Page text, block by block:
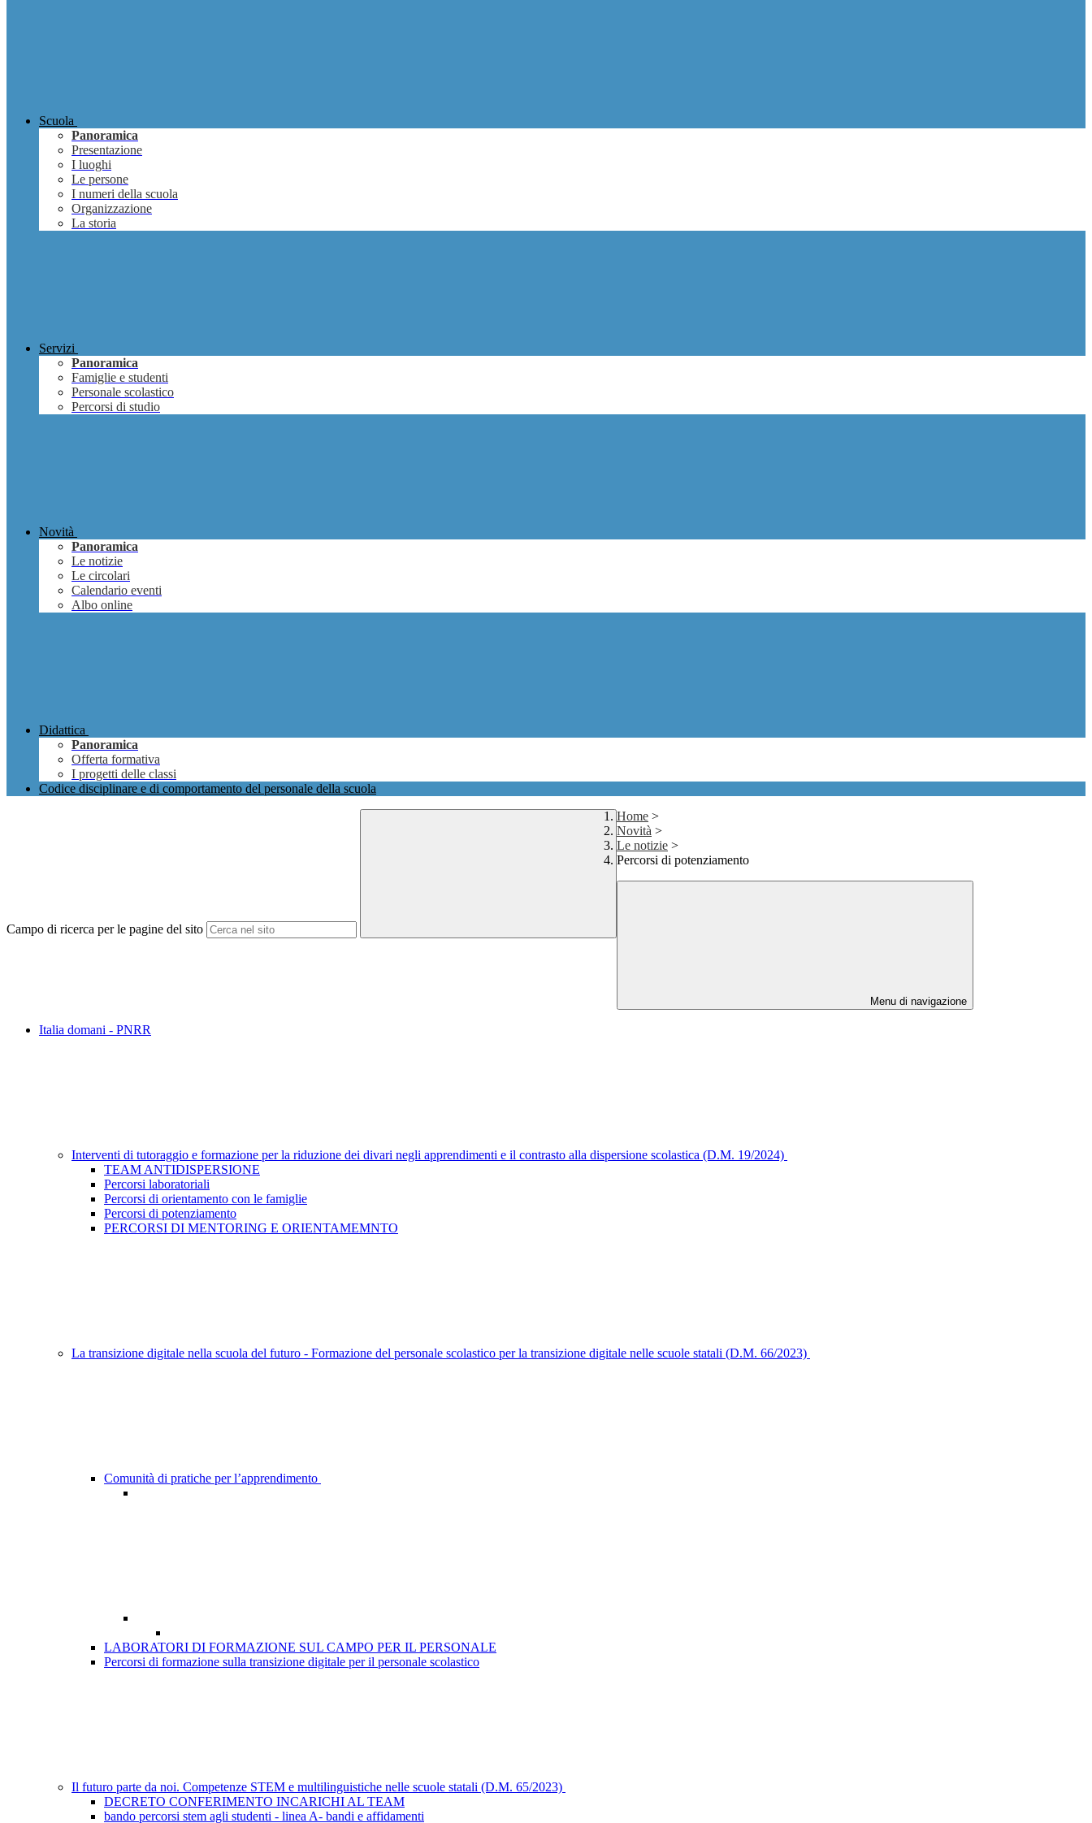
Scuola
Panoramica
Presentazione
I luoghi
Le persone
I numeri della scuola
Organizzazione
La storia
Servizi
Panoramica
Famiglie e studenti
Personale scolastico
Percorsi di studio
Novità
Panoramica
Le notizie
Le circolari
Calendario eventi
Albo online
Didattica
Panoramica
Offerta formativa
I progetti delle classi
Codice disciplinare e di comportamento del personale della scuola
Campo di ricerca per le pagine del sito
Home >
Novità >
Le notizie >
Percorsi di potenziamento
Menu di navigazione
Italia domani - PNRR
Interventi di tutoraggio e formazione per la riduzione dei divari negli apprendimenti e il contrasto alla dispersione scolastica (D.M. 19/2024)
TEAM ANTIDISPERSIONE
Percorsi laboratoriali
Percorsi di orientamento con le famiglie
Percorsi di potenziamento
PERCORSI DI MENTORING E ORIENTAMEMNTO
La transizione digitale nella scuola del futuro - Formazione del personale scolastico per la transizione digitale nelle scuole statali (D.M. 66/2023)
Comunità di pratiche per l’apprendimento
LABORATORI DI FORMAZIONE SUL CAMPO PER IL PERSONALE
Percorsi di formazione sulla transizione digitale per il personale scolastico
Il futuro parte da noi. Competenze STEM e multilinguistiche nelle scuole statali (D.M. 65/2023)
DECRETO CONFERIMENTO INCARICHI AL TEAM
bando percorsi stem agli studenti - linea A- bandi e affidamenti